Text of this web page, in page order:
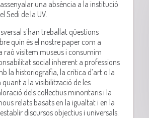
una absència a la institució
Sedi de la UV.
s’han treballat qüestions
quin és el nostre paper com a
raó visitem museus i consumim
social inherent a professions
la historiografia, la crítica d’art o la
a la visibilització de les
dels col·lectius minoritaris i la
relats basats en la igualtat i en la
discursos objectius i universals.